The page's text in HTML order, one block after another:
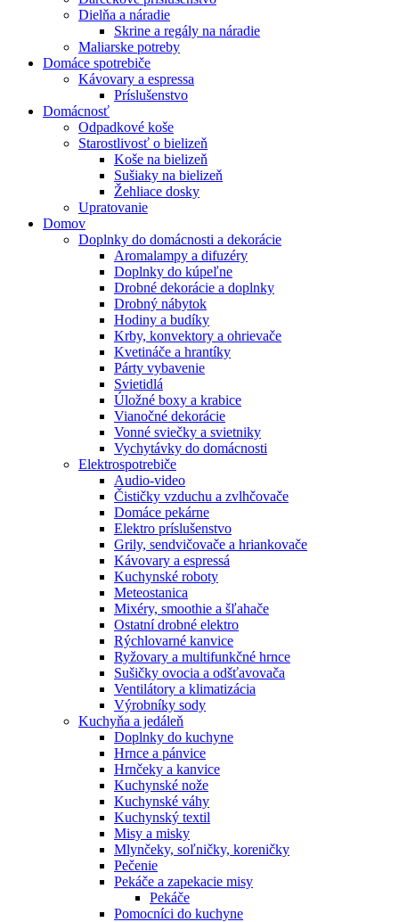
Dielňa a náradie
Skrine a regály na náradie
Maliarske potreby
Domáce spotrebiče
Kávovary a espressa
Príslušenstvo
Domácnosť
Odpadkové koše
Starostlivosť o bielizeň
Koše na bielizeň
Sušiaky na bielizeň
Žehliace dosky
Upratovanie
Domov
Doplnky do domácnosti a dekorácie
Aromalampy a difuzéry
Doplnky do kúpeľne
Drobné dekorácie a doplnky
Drobný nábytok
Hodiny a budíky
Krby, konvektory a ohrievače
Kvetináče a hrantíky
Párty vybavenie
Svietidlá
Úložné boxy a krabice
Vianočné dekorácie
Vonné sviečky a svietniky
Vychytávky do domácnosti
Elektrospotrebiče
Audio-video
Čističky vzduchu a zvlhčovače
Domáce pekárne
Elektro príslušenstvo
Grily, sendvičovače a hriankovače
Kávovary a espressá
Kuchynské roboty
Meteostanica
Mixéry, smoothie a šľahače
Ostatní drobné elektro
Rýchlovarné kanvice
Ryžovary a multifunkčné hrnce
Sušičky ovocia a odšťavovača
Ventilátory a klimatizácia
Výrobníky sody
Kuchyňa a jedáleň
Doplnky do kuchyne
Hrnce a pánvice
Hrnčeky a kanvice
Kuchynské nože
Kuchynské váhy
Kuchynský textil
Misy a misky
Mlynčeky, soľničky, koreničky
Pečenie
Pekáče a zapekacie misy
Pekáče
Pomocníci do kuchyne